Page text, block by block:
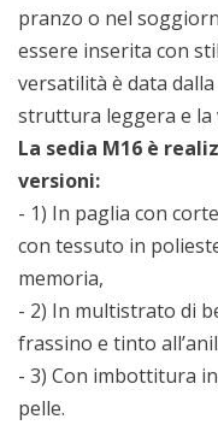
pranzo o nel
essere inserita con
versatilità è data
struttura leggera e
La sedia M16 è
versioni:
- 1) In paglia con
con tessuto in
memoria,
- 2) In multistrato di
frassino e tinto
- 3) Con imbottitura
pelle.